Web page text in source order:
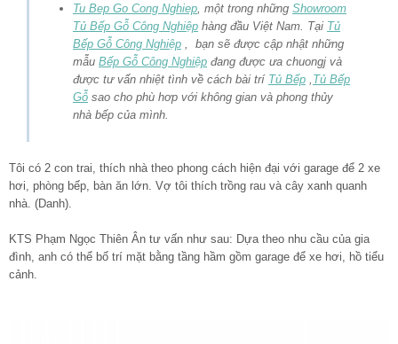
Tu Bep Go Cong Nghiep , một trong những Showroom
Tủ Bếp Gỗ Công Nghiệp hàng đầu Việt Nam. Tại Tủ
Bếp Gỗ Công Nghiệp , bạn sẽ được cập nhật những
mẫu Bếp Gỗ Công Nghiệp đang được ưa chuongj và
được tư vấn nhiệt tình về cách bài trí Tủ Bếp Tủ Bếp
Gỗ sao cho phù hơp với không gian và phong thủy
nhà bếp của mình.
Tôi có 2 con trai, thích nhà theo phong cách hiện đại với garage để 2 xe
hơi, phòng bếp, bàn ăn lớn. Vợ tôi thích trồng rau và cây xanh quanh
nhà. (Danh).
KTS Phạm Ngọc Thiên Ân tư vấn như sau: Dựa theo nhu cầu của gia
đình, anh có thể bố trí mặt bằng tầng hầm gồm garage để xe hơi, hồ tiểu
cảnh.